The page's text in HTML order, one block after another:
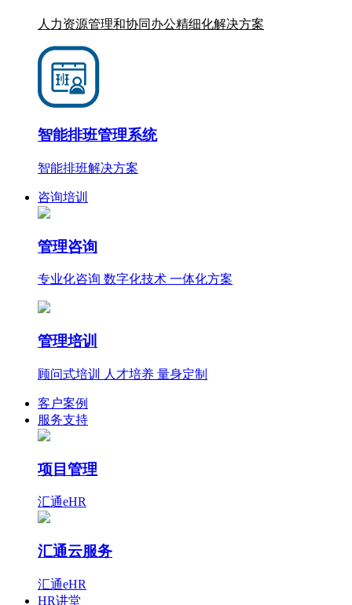
人力资源管理和协同办公精细化解决方案
智能排班管理系统
智能排班解决方案
咨询培训
管理咨询
专业化咨询 数字化技术 一体化方案
管理培训
顾问式培训 人才培养 量身定制
客户案例
服务支持
项目管理
汇通eHR
汇通云服务
汇通eHR
HR讲堂